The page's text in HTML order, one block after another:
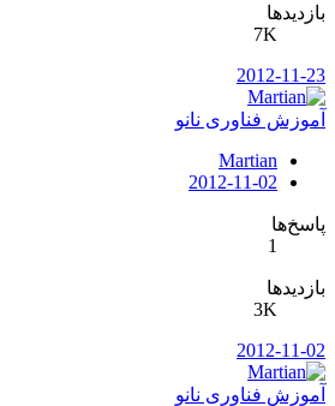
بازدیدها
7K
2012-11-23
آموزش فناوری نانو
Martian
2012-11-02
پاسخ‌ها
1
بازدیدها
3K
2012-11-02
آموزش فناوری نانو